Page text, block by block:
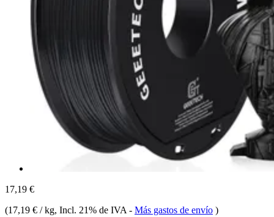
17,19 €
(17,19 € / kg, Incl. 21% de IVA - Más gastos de envío )